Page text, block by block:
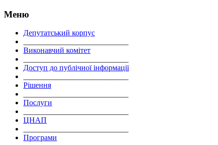
Меню
Депутатський корпус
Виконавчий комітет
Доступ до публічної інформації
Рішення
Послуги
ЦНАП
Програми